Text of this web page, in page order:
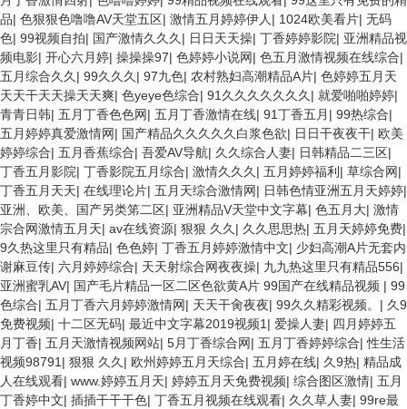
品| 色狠狠色噜噜AV天堂五区| 激情五月婷婷伊人 | 1024欧美看片| 无码
色| 99视频自拍| 国产激情久久久 | 日日天天操| 丁香婷婷影院| 亚洲精品视
频电影| 开心六月婷| 操操操97| 色婷婷小说网| 色五月激情视频在线综合|
五月综合久久 | 99久久久 | 97九色| 农村熟妇高潮精品A片| 色婷婷五月天
天天干天天操天天爽| 色yeye色综合| 91久久久久久久久 | 就爱啪啪婷婷|
青青日韩| 五月丁香色色网| 五月丁香激情在线| 91丁香五月 | 99热综合|
五月婷婷真爱激情网| 国产精品久久久久久白浆色欲| 日日干夜夜干| 欧美
婷婷综合| 五月香蕉综合| 吾爱AV导航| 久久综合人妻| 日韩精品二三区|
丁香五月影院| 丁香影院五月综合| 激情久久久 | 五月婷婷福利| 草综合网|
丁香五月天天| 在线理论片| 五月天综合激情网| 日韩色情亚洲五月天婷婷|
亚洲、欧美、国产另类笫二区| 亚洲精品V天堂中文字幕| 色五月大| 激情
宗合网激情五月天| av在线资源| 狠狠 久久 | 久久思思热| 五月天婷婷免费|
9久热这里只有精品| 色色婷| 丁香五月婷婷激情中文| 少妇高潮A片无套内
谢麻豆传| 六月婷婷综合| 天天射综合网夜夜操| 九九热这里只有精品556|
亚洲蜜乳AV| 国产毛片精品一区二区色欲黄A片 99国产在线精品视频 | 99
色综合| 五月丁香六月婷婷激情网| 天天干肏夜夜| 99久久精彩视频。 | 久9
免费视频| 十二区无码| 最近中文字幕2019视频1 | 爱操人妻| 四月婷婷五
月丁香| 五月天激情视频网站| 5月丁香综合网| 五月丁香婷婷综合|性生活
视频98791 | 狠狠 久久 | 欧州婷婷五月天综合| 五月婷在线| 久9热| 精品成
人在线观看| www.婷婷五月天| 婷婷五月天免费视频| 综合图区激情| 五月
丁香婷中文| 插插干干干色| 丁香五月视频在线观看| 久久草人妻| 99re最